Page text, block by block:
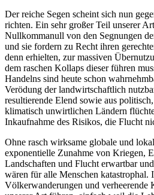
Der reiche Segen scheint sich nun
richten. Ein sehr großer Teil unserer
Nullkommanull von den Segnungen
und sie fordern zu Recht ihren
denn erhielten, zur massiven
dem raschen Kollaps dieser führen
Handelns sind heute schon
Verödung der landwirtschaftlich
resultierende Elend sowie aus
klimatisch unwirtlichen Ländern
Inkaufnahme des Risikos, die Flucht
Ohne rasch wirksame globale und
exponentielle Zunahme von Kriegen,
Landschaften und Flucht erwartbar
wären für alle Menschen katastrophal.
Völkerwanderungen und verheerende